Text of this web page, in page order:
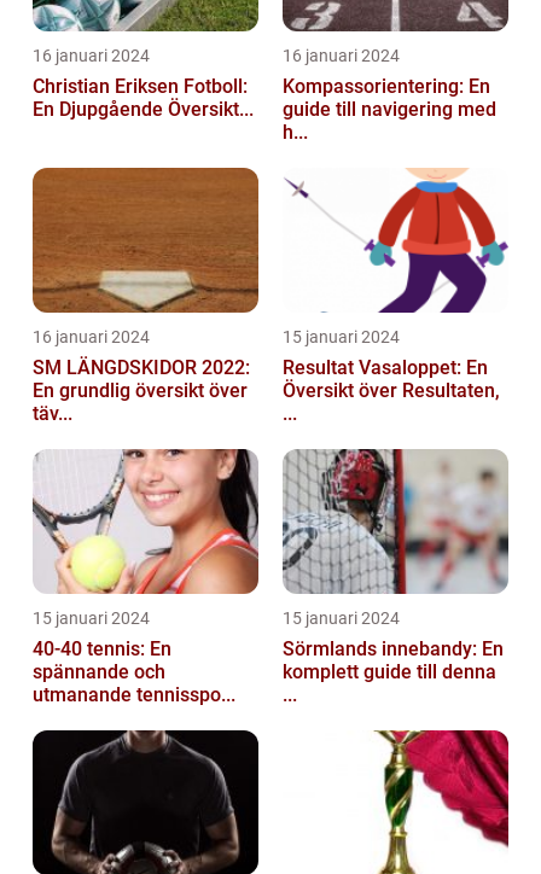
16 januari 2024
Christian Eriksen Fotboll:
En Djupgående Översikt...
16 januari 2024
Kompassorientering: En
guide till navigering med
h...
16 januari 2024
SM LÄNGDSKIDOR 2022:
En grundlig översikt över
täv...
15 januari 2024
Resultat Vasaloppet: En
Översikt över Resultaten,
...
15 januari 2024
40-40 tennis: En
spännande och
utmanande tennisspo...
15 januari 2024
Sörmlands innebandy: En
komplett guide till denna
...